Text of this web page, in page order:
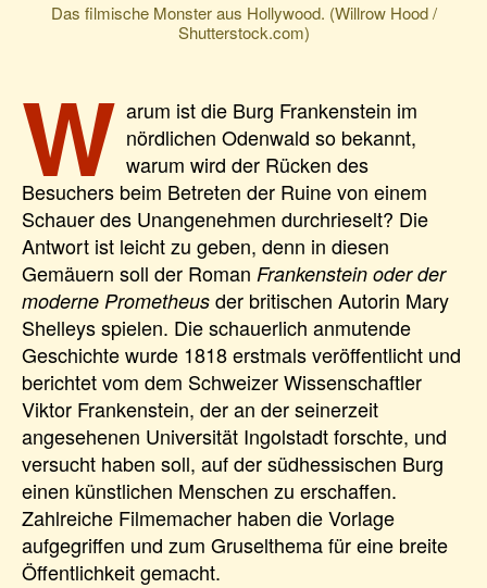
Das filmische Monster aus Hollywood. (Willrow Hood /
Shutterstock.com)
W arum ist die Burg Frankenstein im
nördlichen Odenwald so bekannt,
warum wird der Rücken des
Besuchers beim Betreten der Ruine von einem
Schauer des Unangenehmen durchrieselt? Die
Antwort ist leicht zu geben, denn in diesen
Gemäuern soll der Roman Frankenstein oder der
moderne Prometheus der britischen Autorin Mary
Shelleys spielen. Die schauerlich anmutende
Geschichte wurde 1818 erstmals veröffentlicht und
berichtet vom dem Schweizer Wissenschaftler
Viktor Frankenstein, der an der seinerzeit
angesehenen Universität Ingolstadt forschte, und
versucht haben soll, auf der südhessischen Burg
einen künstlichen Menschen zu erschaffen.
Zahlreiche Filmemacher haben die Vorlage
aufgegriffen und zum Gruselthema für eine breite
Öffentlichkeit gemacht.